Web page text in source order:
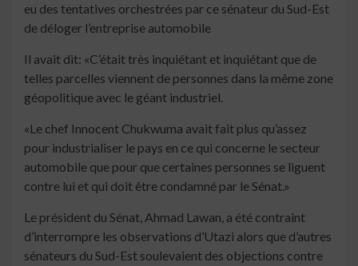
eu des tentatives orchestrées par ce sénateur du Sud-Est
de déloger l’entreprise automobile
Il avait dit: «C’était très inquiétant et inquiétant que de
telles parcelles viennent de personnes dans la même zone
géopolitique avec le géant industriel.
«Le chef Innocent Chukwuma avait fait plus qu’assez
pour industrialiser le pays en ce qui concerne le secteur
automobile que pour que certaines personnes se liguent
contre lui et qui doit être condamné par le Sénat.»
Le président du Sénat, Ahmad Lawan, a été contraint
d’interrompre les observations d’Utazi alors que d’autres
sénateurs du Sud-Est soulevaient des objections contre